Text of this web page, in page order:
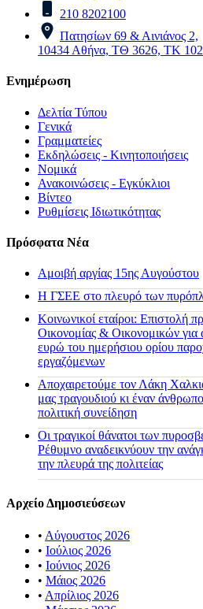
210 8202100
Πατησίων 69 & Αινιάνος 2,
10434 Αθήνα, ΤΘ 3626, ΤΚ
Ενημέρωση
Δελτία Τύπου
Γενικά
Γραμματείες
Εκδηλώσεις - Κινητοποιήσεις
Νομικά
Ανακοινώσεις - Εγκύκλιοι
Βίντεο
Ρυθμίσεις Ιδιωτικότητας
Πρόσφατα Νέα
Αμοιβή αργίας 15ης Αυγούστου
H ΓΣΕΕ στο πλευρό των
Κοινωνικοί εταίροι: Επιστολή
Οικονομίας & Οικονομικών
ευρώ του ημερήσιου ορίου
εργαζόμενων
Αποχαιρετούμε τον Λάκη
μας τραγουδιού κι έναν
πολιτική συνείδηση
Οι τραγικοί θάνατοι των
Ρέθυμνο αναδεικνύουν την
την πλευρά της πολιτείας
Αρχείο Δημοσιεύσεων
• Αύγουστος 2026
• Ιούλιος 2026
• Ιούνιος 2026
• Μάιος 2026
• Απρίλιος 2026